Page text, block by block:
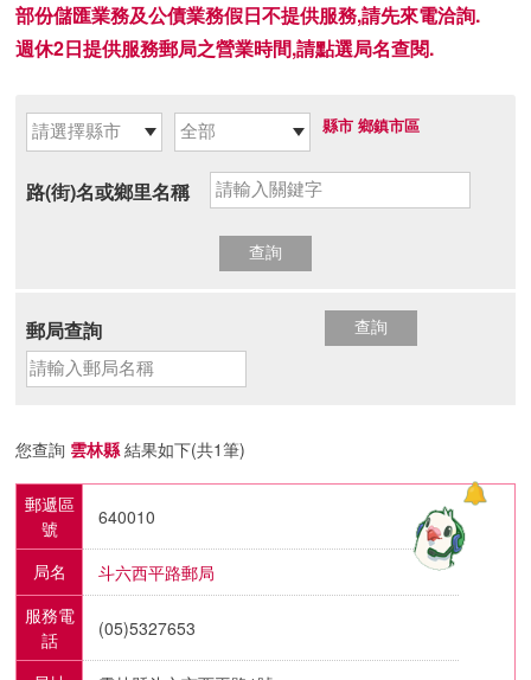
部份儲匯業務及公債業務假日不提供服務,請先來電洽詢.
週休2日提供服務郵局之營業時間,請點選局名查閱.
縣市 鄉鎮市區
路(街)名或鄉里名稱
郵局查詢
您查詢 雲林縣結果如下(共1筆)
郵遞區
號
640010
局名
斗六西平路郵局
服務電
話
(05)5327653